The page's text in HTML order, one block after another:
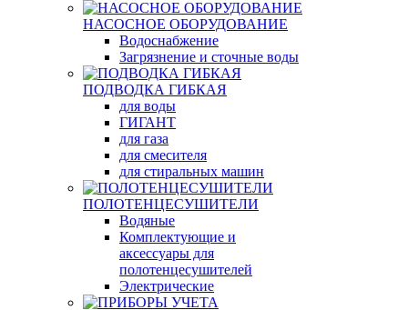
НАСОСНОЕ ОБОРУДОВАНИЕ
Водоснабжение
Загрязнение и сточные воды
ПОДВОДКА ГИБКАЯ
для воды
ГИГАНТ
для газа
для смесителя
для стиральных машин
ПОЛОТЕНЦЕСУШИТЕЛИ
Водяные
Комплектующие и
аксессуары для
полотенцесушителей
Электрические